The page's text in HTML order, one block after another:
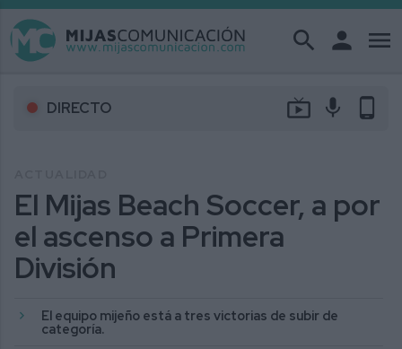
search person menu
DIRECTO live_tv mic phone_android
El Mijas Beach Soccer, a por
el ascenso a Primera
División
El equipo mijeño está a tres victorias de subir de
categoría.